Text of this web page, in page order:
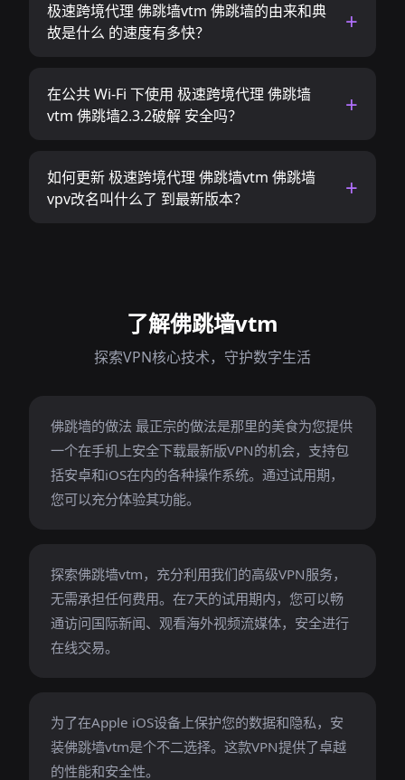
极速跨境代理 佛跳墙vtm 佛跳墙的由来和典
故是什么 的速度有多快？
在公共 Wi-Fi 下使用 极速跨境代理 佛跳墙
vtm 佛跳墙2.3.2破解 安全吗？
如何更新 极速跨境代理 佛跳墙vtm 佛跳墙
vpv改名叫什么了 到最新版本？
了解佛跳墙vtm
探索VPN核心技术，守护数字生活
佛跳墙的做法 最正宗的做法是那里的美食为您提供
一个在手机上安全下载最新版VPN的机会，支持包
括安卓和iOS在内的各种操作系统。通过试用期，
您可以充分体验其功能。
探索佛跳墙vtm，充分利用我们的高级VPN服务，
无需承担任何费用。在7天的试用期内，您可以畅
通访问国际新闻、观看海外视频流媒体，安全进行
在线交易。
为了在Apple iOS设备上保护您的数据和隐私，安
装佛跳墙vtm是个不二选择。这款VPN提供了卓越
的性能和安全性。